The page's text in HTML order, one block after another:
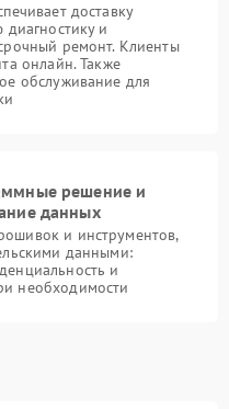
доставку
и
ремонт. Клиенты
онлайн. Также
обслуживание для
решение и
данных
и инструментов,
данными:
и
необходимости